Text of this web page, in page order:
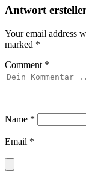
Antwort
Your email address
marked *
Comment *
Name *
Email *